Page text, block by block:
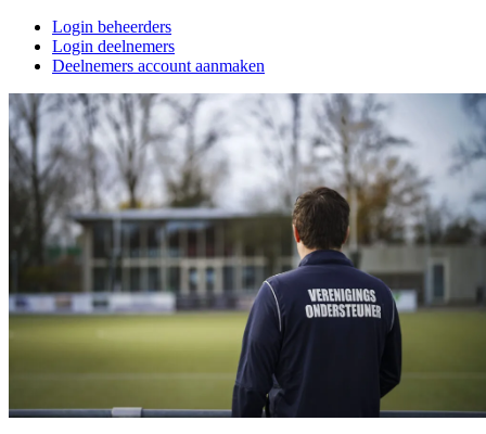
Login beheerders
Login deelnemers
Deelnemers account aanmaken